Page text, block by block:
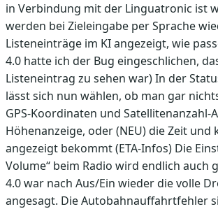
in Verbindung mit der Linguatronic ist
werden bei Zieleingabe per Sprache
Listeneinträge im KI angezeigt, wie
4.0 hatte ich der Bug eingeschlichen,
Listeneintrag zu sehen war) In der
lässt sich nun wählen, ob man gar
GPS-Koordinaten und Satellitenanzahl-
Höhenanzeige, oder (NEU) die Zeit und
angezeigt bekommt (ETA-Infos) Die
Volume“ beim Radio wird endlich auch
4.0 war nach Aus/Ein wieder die volle
angesagt. Die Autobahnauffahrtfehler